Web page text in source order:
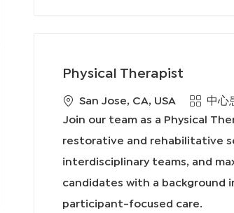
Physical Therapist
地
點
San Jose, CA, USA
類
別
中心
Join our team as a Physical
restorative and rehabilitative
interdisciplinary teams, and
candidates with a background
participant-focused care.